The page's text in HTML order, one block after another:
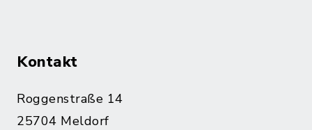
Kontakt
Roggenstraße 14
25704 Meldorf